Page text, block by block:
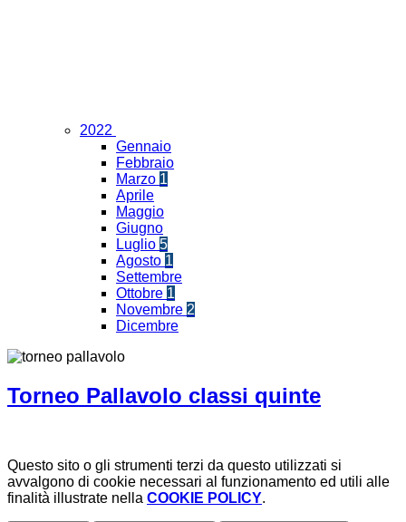
2022
Gennaio
Febbraio
Marzo 1
Aprile
Maggio
Giugno
Luglio 5
Agosto 1
Settembre
Ottobre 1
Novembre 2
Dicembre
Torneo Pallavolo classi quinte
Questo sito o gli strumenti terzi da questo utilizzati si
avvalgono di cookie necessari al funzionamento ed utili alle
finalità illustrate nella COOKIE POLICY.